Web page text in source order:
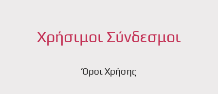
Χρήσιμοι Σύνδεσμοι
Όροι Χρήσης